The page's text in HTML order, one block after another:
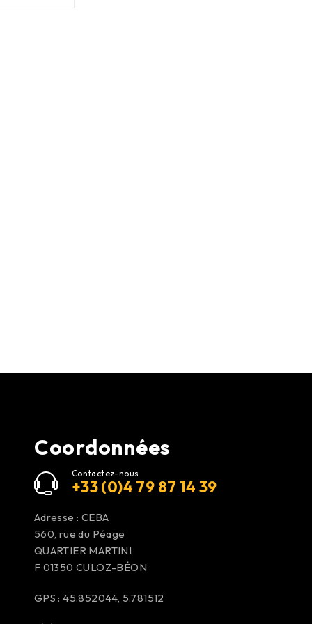
Coordonnées
Contactez-nous
+33 (0)4 79 87 14 39
Adresse : CEBA
560, rue du Péage
QUARTIER MARTINI
F 01350 CULOZ-BÉON
GPS : 45.852044, 5.781512